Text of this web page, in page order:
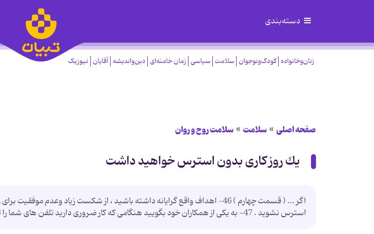
دسته‌بندی
زنان‌وخانواده کودک‌ونوجوان سلامت سیاسی زمان خامنه‌ای دین‌واندیشه آقایان نیوزیک
صفحه اصلی سلامت سلامت روح و روان
یك روز كاری بدون استرس خواهید داشت
اگر ... ( قسمت چهارم ) 46- اهداف واقع گرایانه داشته باشید ، از شكست زیاد وعدم
استرس نشوید . 47- به یكی از همكاران خود بگویید هنگامی كه كار ضروری دارید تلفن های شما را ثبت كند . 48- ...